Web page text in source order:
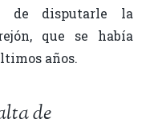
de disputarle la
que se había
años.